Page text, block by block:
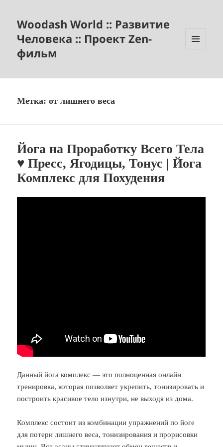
Woodash World :: Развитие
Человека :: Проект Zen-
фильм
Метка:от лишнего веса
Йога на Проработку Всего Тела
♥ Пресс, Ягодицы, Тонус | Йога
Комплекс для Похудения
Данный йога комплекс — это полноценная онлайн
тренировка, которая позволяет укрепить, тонизировать и
построить красивое тело изнутри, не выходя из дома.
Комплекс состоит из комбинации упражнений по йоге
для потери лишнего веса, тонизирования и прорисовки